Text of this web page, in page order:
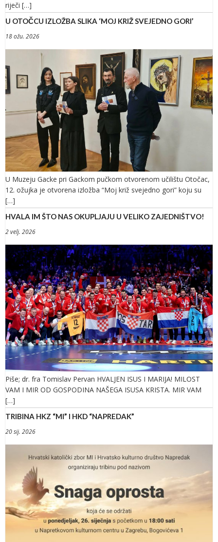
riječi […]
U OTOČCU IZLOŽBA SLIKA ‘MOJ KRIŽ SVEJEDNO GORI’
18 ožu. 2026
U Muzeju Gacke pri Gackom pučkom otvorenom učilištu Otočac,
12. ožujka je otvorena izložba “Moj križ svejedno gori” koju su
[…]
HVALA IM ŠTO NAS OKUPLJAJU U VELIKO ZAJEDNIŠTVO!
2 velj. 2026
Piše; dr. fra Tomislav Pervan HVALJEN ISUS I MARIJA! MILOST
VAM I MIR OD GOSPODINA NAŠEGA ISUSA KRISTA. MIR VAM
[…]
TRIBINA HKZ “MI” I HKD “NAPREDAK”
20 sij. 2026